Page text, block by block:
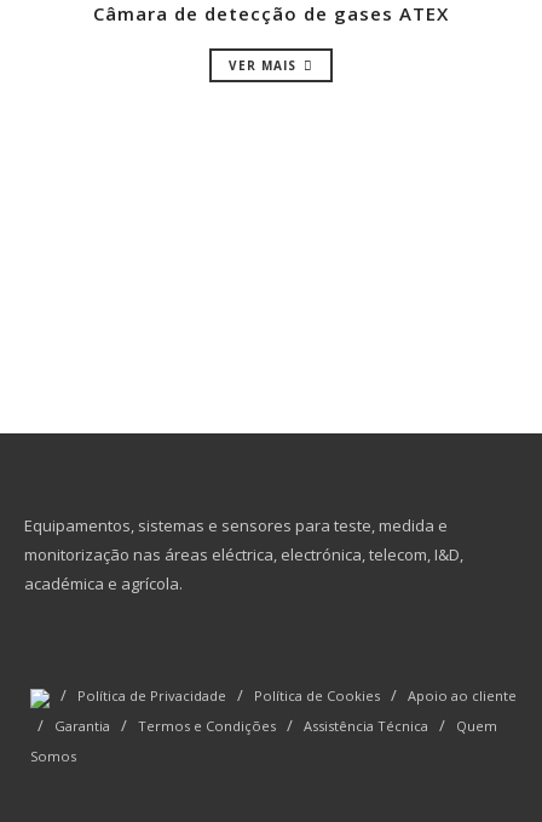
Câmara de detecção de gases ATEX
VER MAIS
Equipamentos, sistemas e sensores para teste, medida e
monitorização nas áreas eléctrica, electrónica, telecom, I&D,
académica e agrícola.
/ Política de Privacidade / Política de Cookies / Apoio ao cliente
/ Garantia / Termos e Condições / Assistência Técnica /
Quem
Somos